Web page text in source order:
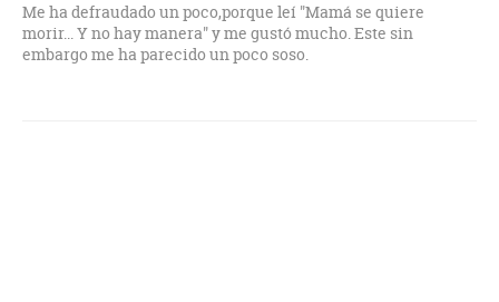
Me ha defraudado un poco,porque leí "Mamá se quiere
morir... Y no hay manera" y me gustó mucho. Este sin
embargo me ha parecido un poco soso.